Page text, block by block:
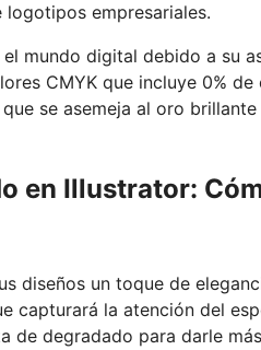
empresariales.
mundo digital debido a su
CMYK que incluye 0%
se asemeja al oro
en Illustrator:
diseños un toque de
capturará la atención del
de degradado para darle